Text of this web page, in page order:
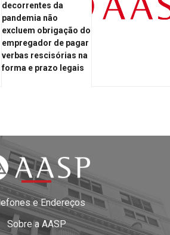
decorrentes da
pandemia não
excluem obrigação do
empregador de pagar
verbas rescisórias na
forma e prazo legais
e Endereços
Sobre a AASP